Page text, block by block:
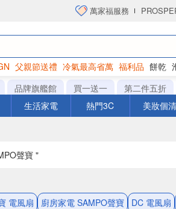
萬家福服務
父親節送禮 冷氣最高省萬 福利品 餅乾
洋芋片
品牌旗艦館 買一送一 第二件五折
生活家電 熱門3C 美妝個清
聲寶 "
電風扇
廚房家電 SAMPO聲寶 DC 電風扇